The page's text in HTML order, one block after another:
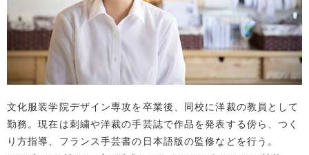
文化服装学院デザイン専攻を卒業後、同校に洋裁の教員として
勤務。現在は刺繍や洋裁の手芸誌で作品を発表する傍ら、つく
り方指導、フランス手芸書の日本語版の監修などを行う。